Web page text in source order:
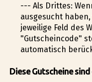
--- Als Drittes:
ausgesucht
jeweilige Feld des
"Gutscheincode"
automatisch
Diese Gutscheine